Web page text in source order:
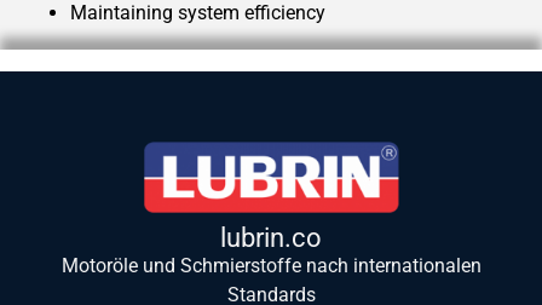
Maintaining system efficiency
lubrin.co
Motoröle und Schmierstoffe nach internationalen
Standards